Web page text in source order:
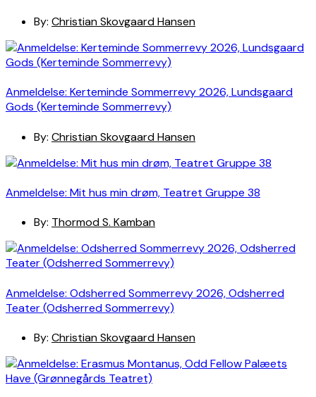
By: Christian Skovgaard Hansen
Anmeldelse: Kerteminde Sommerrevy 2026, Lundsgaard
Gods (Kerteminde Sommerrevy)
By: Christian Skovgaard Hansen
Anmeldelse: Mit hus min drøm, Teatret Gruppe 38
By: Thormod S. Kamban
Anmeldelse: Odsherred Sommerrevy 2026, Odsherred
Teater (Odsherred Sommerrevy)
By: Christian Skovgaard Hansen